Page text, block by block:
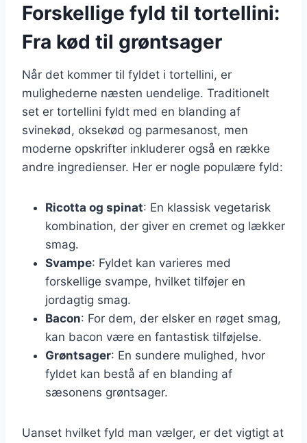
Forskellige fyld til tortellini:
Fra kød til grøntsager
Når det kommer til fyldet i tortellini, er
mulighederne næsten uendelige. Traditionelt
set er tortellini fyldt med en blanding af
svinekød, oksekød og parmesanost, men
moderne opskrifter inkluderer også en række
andre ingredienser. Her er nogle populære fyld:
Ricotta og spinat: En klassisk vegetarisk
kombination, der giver en cremet og lækker
smag.
Svampe: Fyldet kan varieres med
forskellige svampe, hvilket tilføjer en
jordagtig smag.
Bacon: For dem, der elsker en røget smag,
kan bacon være en fantastisk tilføjelse.
Grøntsager: En sundere mulighed, hvor
fyldet kan bestå af en blanding af
sæsonens grøntsager.
Uanset hvilket fyld man vælger, er det vigtigt at